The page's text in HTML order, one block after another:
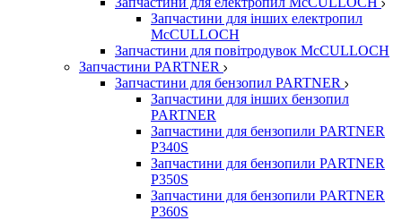
Запчастини для інших електропил
McCULLOCH
Запчастини для повітродувок McCULLOCH
Запчастини PARTNER
Запчастини для бензопил PARTNER
Запчастини для інших бензопил
PARTNER
Запчастини для бензопили PARTNER
P340S
Запчастини для бензопили PARTNER
P350S
Запчастини для бензопили PARTNER
P360S